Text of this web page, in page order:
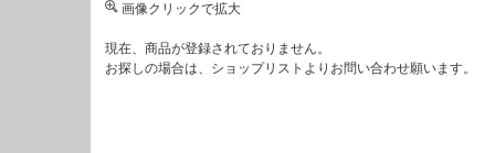
画像クリックで拡大
現在、商品が登録されておりません。
お探しの場合は、 ショップリスト よりお問い合わせ願います。